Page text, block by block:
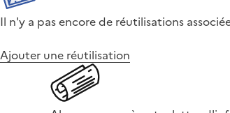
Il n'y a pas encore de réutilisations
Ajouter une réutilisation